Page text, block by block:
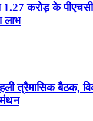
1.27 करोड़ के
लाभ
त्रैमासिक बैठक,